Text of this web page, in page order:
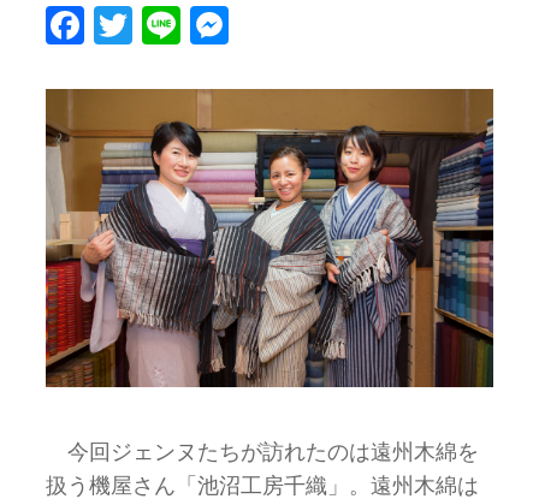
Facebook
Twitter
Line
今回ジェンヌたちが訪れたのは遠州木綿を
扱う機屋さん「池沼工房千織」。遠州木綿は